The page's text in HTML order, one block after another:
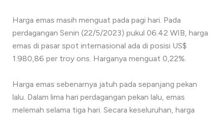
Harga emas masih menguat pada pagi hari. Pada
perdagangan Senin (22/5/2023) pukul 06:42 WIB, harga
emas di pasar spot internasional ada di posisi US$
1.980,86 per troy ons. Harganya menguat 0,22%.
Harga emas sebenarnya jatuh pada sepanjang pekan
lalu. Dalam lima hari perdagangan pekan lalu, emas
melemah selama tiga hari. Secara keseluruhan, harga